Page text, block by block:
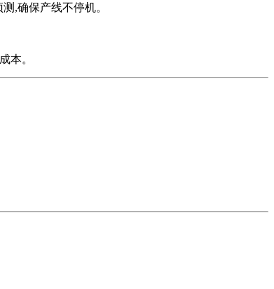
,确保产线不停机。
本。